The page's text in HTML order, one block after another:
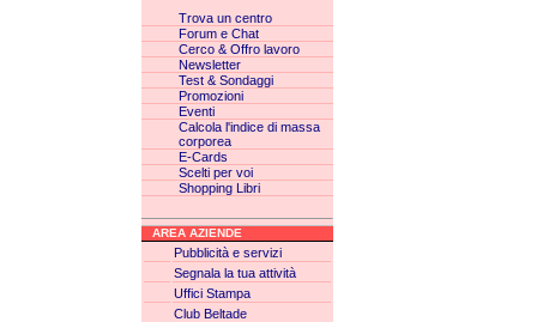
Trova un centro
Forum e Chat
Cerco & Offro lavoro
Newsletter
Test & Sondaggi
Promozioni
Eventi
Calcola l'indice di massa
corporea
E-Cards
Scelti per voi
Shopping Libri
AREA AZIENDE
Pubblicità e servizi
Segnala la tua attività
Uffici Stampa
Club Beltade